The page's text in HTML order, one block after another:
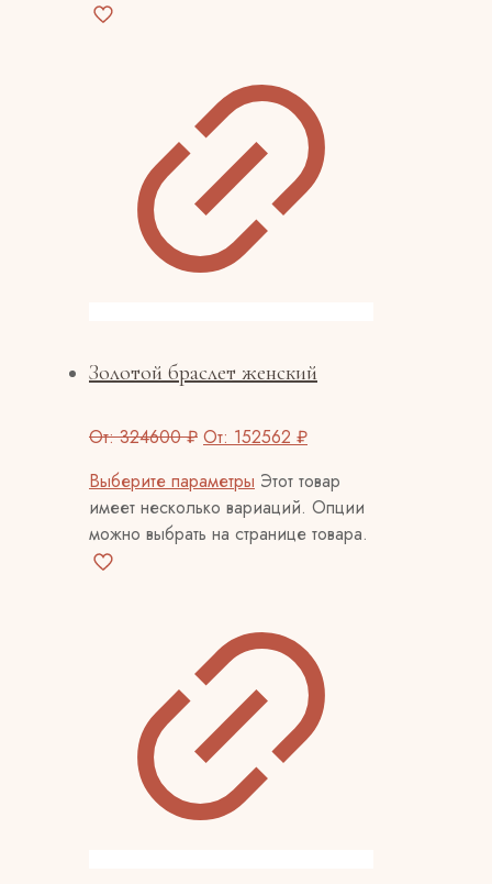
Золотой браслет женский
От:324600₽ От: 152562 ₽
Выберите параметры Этот товар
имеет несколько вариаций. Опции
можно выбрать на странице товара.